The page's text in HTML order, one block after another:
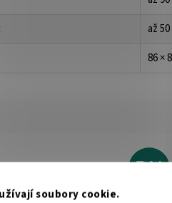
soubory cookie.
až
86 ×
BN